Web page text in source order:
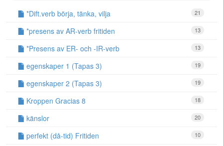
21
*Dift.verb börja, tänka, vilja
13
*presens av AR-verb fritiden
13
*Presens av ER- och -IR-verb
19
egenskaper 1 (Tapas 3)
19
egenskaper 2 (Tapas 3)
18
Kroppen Gracias 8
20
känslor
10
perfekt (då-tid) Fritiden